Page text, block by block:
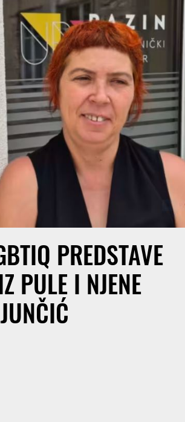
PREDSTAVE
PULE I NJENE